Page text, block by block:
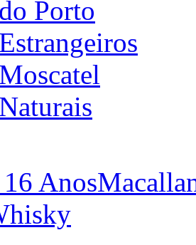
Porto
Anos